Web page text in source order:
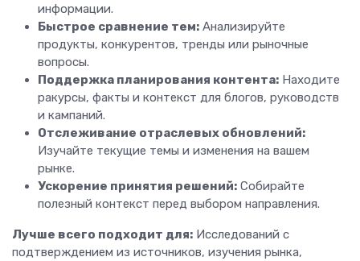
информации.
Быстрое сравнение тем: Анализируйте
продукты, конкурентов, тренды или рыночные
вопросы.
Поддержка планирования контента: Находите
ракурсы, факты и контекст для блогов, руководств
и кампаний.
Отслеживание отраслевых обновлений:
Изучайте текущие темы и изменения на вашем
рынке.
Ускорение принятия решений: Собирайте
полезный контекст перед выбором направления.
Лучше всего подходит для: Исследований с
подтверждением из источников, изучения рынка,